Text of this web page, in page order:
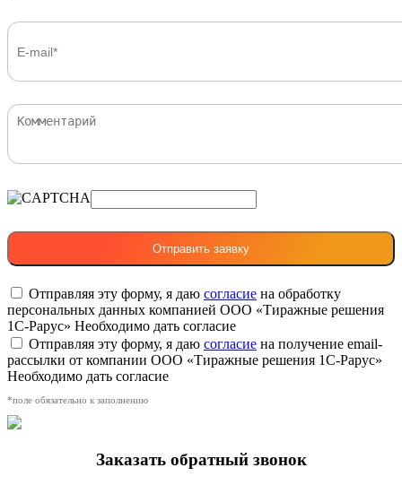
Отправляя эту форму, я даю согласие на обработку
персональных данных компанией ООО «Тиражные решения
1С-Рарус» Необходимо дать согласие
Отправляя эту форму, я даю согласие на получение email-
рассылки от компании ООО «Тиражные решения 1С-Рарус»
Необходимо дать согласие
*поле обязательно к заполнению
Заказать обратный звонок